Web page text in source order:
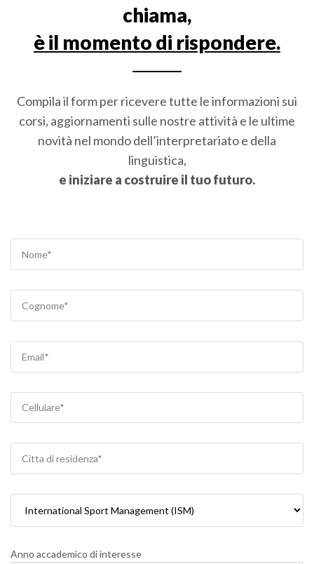
chiama,
è il momento di rispondere.
Compila il form per ricevere tutte le informazioni sui
corsi, aggiornamenti sulle nostre attività e le ultime
novità nel mondo dell’interpretariato e della
linguistica,
e iniziare a costruire il tuo futuro.
Anno accademico di interesse